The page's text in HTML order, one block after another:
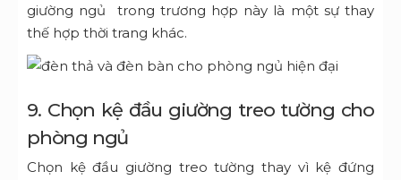
giường ngủ trong trương hợp này là một sự thay
thế hợp thời trang khác.
9. Chọn kệ đầu giường treo tường cho
phòng ngủ
Chọn kệ đầu giường treo tường thay vì kệ đứng